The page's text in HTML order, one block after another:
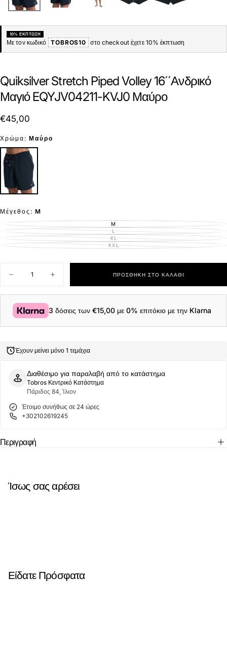
10% ΈΚΠΤΩΣΗ
Με τον κωδικό TOBROS10 στο checkout έχετε 10% έκπτωση
Quiksilver Stretch Piped Volley 16´´Ανδρικό
Μαγιό EQYJV04211-KVJ0 Μαύρο
€45,00
Τιμή
€45,00
Χρώμα: Μαύρο
Μέγεθος: M
MΕΚΤΌΣ
ΑΠΟΘΈΜΑΤΟΣ
LΕΚΤΌΣ
ΑΠΟΘΈΜΑΤΟΣ
XLΕΚΤΌΣ
ΑΠΟΘΈΜΑΤΟΣ
XXLΕΚΤΌΣ
Μείωση
για
Stretch
Piped
Μαγιό
EQYJV04211-
Αύξηση
ποσότητας
για
Stretch
Piped
Μαγιό
EQYJV04211-
ΠΡΟΣΘΉΚΗ ΣΤΟ ΚΑΛΆΘΙ
3 δόσεις των€15,00 με 0% επιτόκιο με την Klarna
Έχουν μείνει μόνο 1 τεμάχια
Διαθέσιμο για παραλαβή από το κατάστημα
Tobros Κεντρικό Κατάστημα
Πάριδος 84, Ίλιον
Έτοιμο συνήθως σε 24 ώρες
+302102619245
Περιγραφή
Ίσως σας αρέσει
Είδατε Πρόσφατα